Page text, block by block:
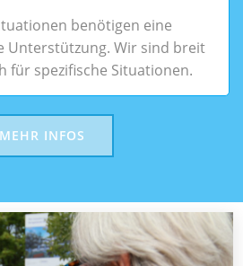
benötigen eine
Unterstützung. Wir sind breit
für spezifische Situationen.
MEHR INFOS